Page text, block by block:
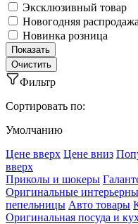
Эксклюзивный товар
Новогодняя распродажа
Новинка розница
Фильтр
Сортировать по:
Умолчанию
Ценe вверх Ценe вниз
вверх
Приколы и шокеры
Оригинальные
пепельницы Авто товары
Оригинальная посуда и